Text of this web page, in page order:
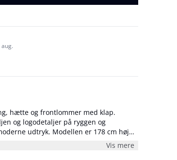
hætte og frontlommer med klap.
og logodetaljer på ryggen og
er 178 cm høj
Vis mere